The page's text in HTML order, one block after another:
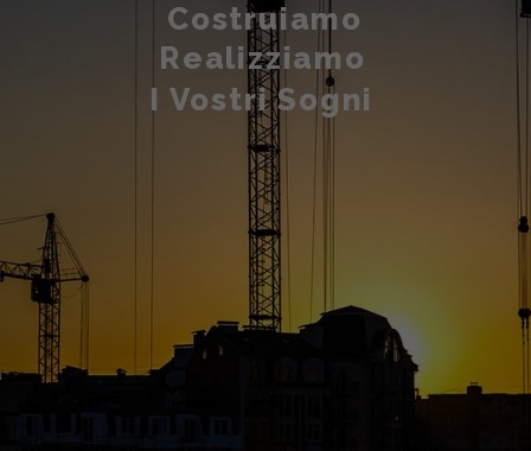
Costruiamo
Realizziamo
I Vostri Sogni